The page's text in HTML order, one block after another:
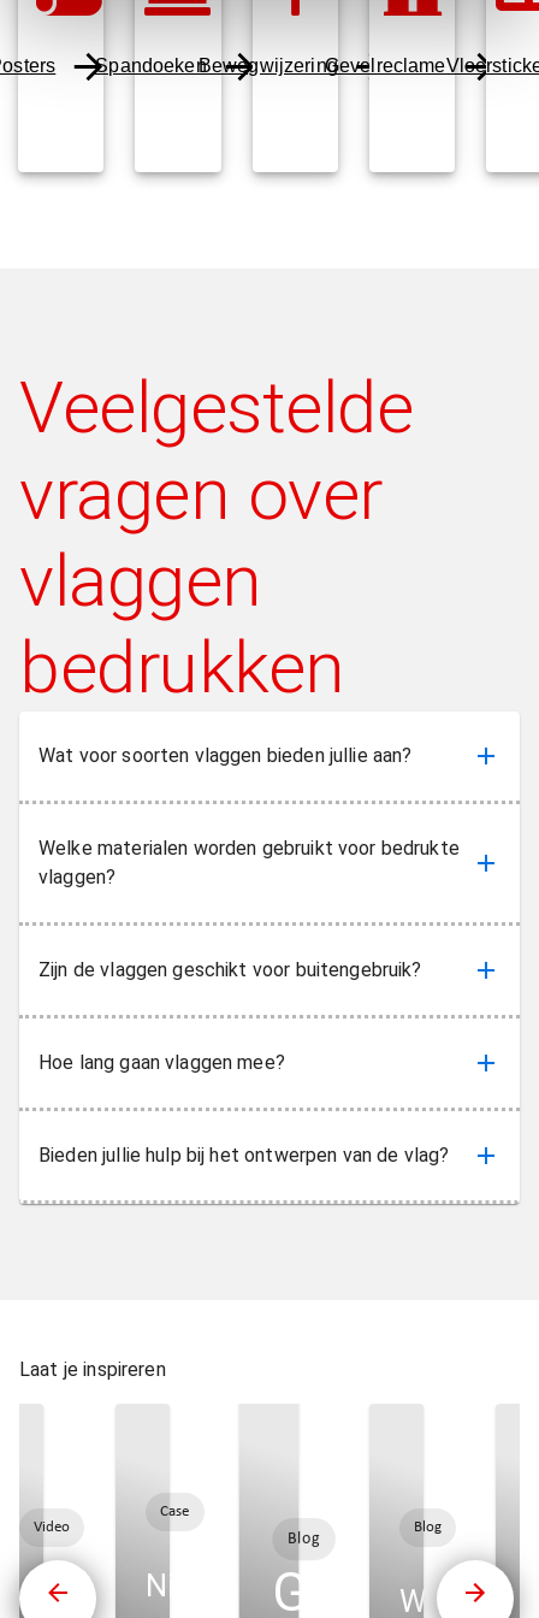
SpandoekenBewegwijzeringGevelreclame
Veelgestelde
vragen over
vlaggen
bedrukken
Wat voor soorten vlaggen bieden jullie aan?
Welke materialen worden gebruikt voor bedrukte
vlaggen?
Zijn de vlaggen geschikt voor buitengebruik?
Hoe lang gaan vlaggen mee?
Bieden jullie hulp bij het ontwerpen van de vlag?
Laat je inspireren
Video
“Multicopy
Case
Nieuwe
Blog
Grootste
Blog
Weinig